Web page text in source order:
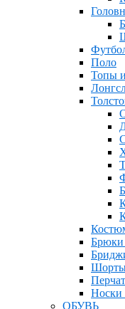
Поло
Топы
Брюки
Носки
ОБУВЬ